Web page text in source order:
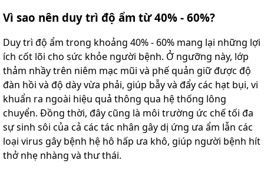
Vì sao nên duy trì độ ẩm từ 40% - 60%?
Duy trì độ ẩm trong khoảng 40% - 60% mang lại những lợi
ích cốt lõi cho sức khỏe người bệnh. Ở ngưỡng này, lớp
thảm nhầy trên niêm mạc mũi và phế quản giữ được độ
đàn hồi và độ dày vừa phải, giúp bẫy và đẩy các hạt bụi, vi
khuẩn ra ngoài hiệu quả thông qua hệ thống lông
chuyển. Đồng thời, đây cũng là môi trường ức chế tối đa
sự sinh sôi của cả các tác nhân gây dị ứng ưa ẩm lẫn các
loại virus gây bệnh hệ hô hấp ưa khô, giúp người bệnh hít
thở nhẹ nhàng và thư thái.